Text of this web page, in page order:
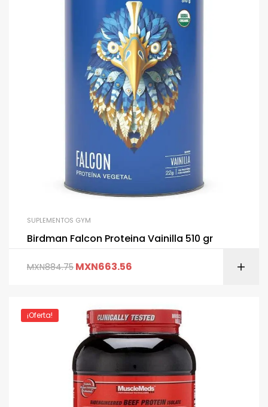
SUPLEMENTOS GYM
Birdman Falcon Proteina Vainilla 510 gr
MXN884.75 MXN663.56
¡Oferta!